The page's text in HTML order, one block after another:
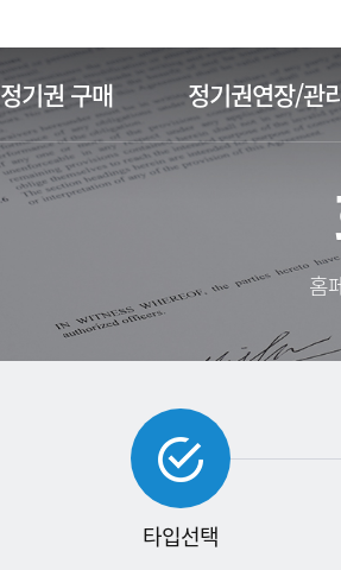
정기권 구매 정기권연장/관
홈
타입선택